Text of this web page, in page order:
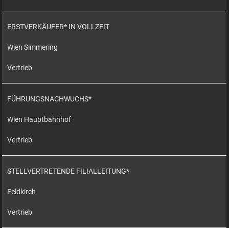
ERSTVERKÄUFER* IN VOLLZEIT
Wien Simmering
Vertrieb
FÜHRUNGSNACHWUCHS*
Wien Hauptbahnhof
Vertrieb
STELLVERTRETENDE FILIALLEITUNG*
Feldkirch
Vertrieb